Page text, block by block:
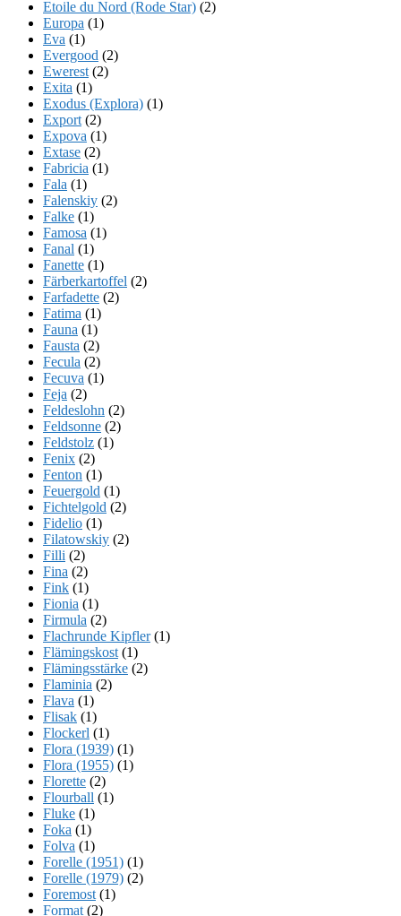
Etoile du Nord (Rode Star) (2)
Europa (1)
Eva (1)
Evergood (2)
Ewerest (2)
Exita (1)
Exodus (Explora) (1)
Export (2)
Expova (1)
Extase (2)
Fabricia (1)
Fala (1)
Falenskiy (2)
Falke (1)
Famosa (1)
Fanal (1)
Fanette (1)
Färberkartoffel (2)
Farfadette (2)
Fatima (1)
Fauna (1)
Fausta (2)
Fecula (2)
Fecuva (1)
Feja (2)
Feldeslohn (2)
Feldsonne (2)
Feldstolz (1)
Fenix (2)
Fenton (1)
Feuergold (1)
Fichtelgold (2)
Fidelio (1)
Filatowskiy (2)
Filli (2)
Fina (2)
Fink (1)
Fionia (1)
Firmula (2)
Flachrunde Kipfler(1)
Flämingskost (1)
Flämingsstärke (2)
Flaminia (2)
Flava (1)
Flisak (1)
Flockerl (1)
Flora (1939) (1)
Flora (1955) (1)
Florette (2)
Flourball (1)
Fluke (1)
Foka (1)
Folva (1)
Forelle (1951) (1)
Forelle (1979) (2)
Foremost (1)
Format (2)